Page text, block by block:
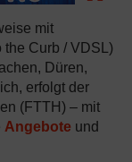
mit
the Curb / VDSL)
Düren,
erfolgt der
(FTTH) – mit
Angebote und